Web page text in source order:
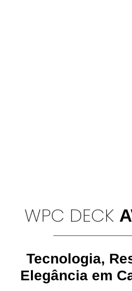
WPC DECK
Tecnologia,
Elegância em